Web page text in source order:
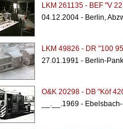
LKM 261135 - BEF "V
04.12.2004 - Berlin,
LKM 49826 - DR "100
27.01.1991 - Berlin-
O&K 20298 - DB "Köf
__.__.1969 -